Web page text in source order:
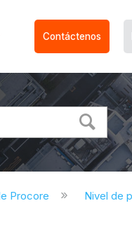
Contáctenos
Procore Nivel de